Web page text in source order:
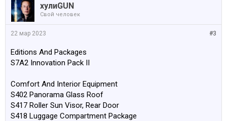
хулиGUN
Свой человек
#3
22 мар 2023
Editions And Packages
S7A2 Innovation Pack II
Comfort And Interior Equipment
S402 Panorama Glass Roof
S417 Roller Sun Visor, Rear Door
S418 Luggage Compartment Package